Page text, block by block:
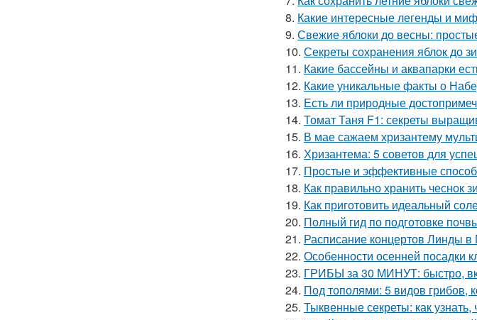
8. Какие интересные легенды и
9. Свежие яблоки до весны:
10. Секреты сохранения яблок до
11. Какие бассейны и аквапарки
12. Какие уникальные факты о
13. Есть ли природные
14. Томат Таня F1: секреты
15. В мае сажаем хризантему
16. Хризантема: 5 советов для
17. Простые и эффективные
18. Как правильно хранить чеснок
19. Как приготовить идеальный
20. Полный гид по подготовке
21. Расписание концертов Линды в
22. Особенности осенней посадки
23. ГРИБЫ за 30 МИНУТ: быстро,
24. Под тополями: 5 видов грибов,
25. Тыквенные секреты: как узнать,